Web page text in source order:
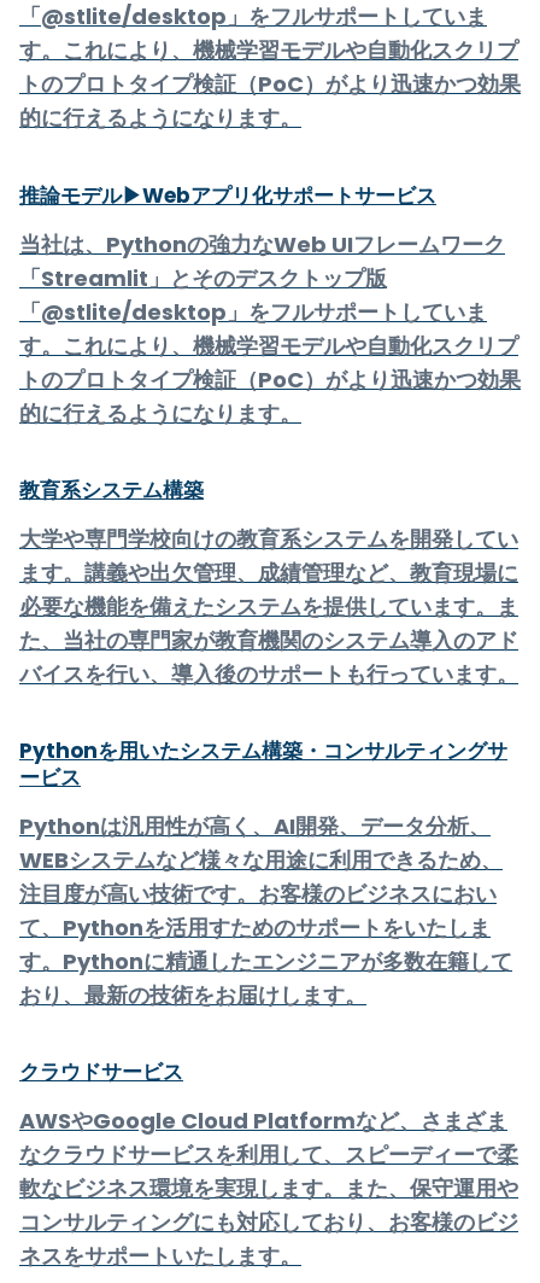
「@stlite/desktop」をフルサポートしていま
す。これにより、機械学習モデルや自動化スクリプ
トのプロトタイプ検証（PoC）がより迅速かつ効果
的に行えるようになります。
推論モデル▶Webアプリ化サポートサービス
当社は、Pythonの強力なWeb UIフレームワーク
「Streamlit」とそのデスクトップ版
「@stlite/desktop」をフルサポートしていま
す。これにより、機械学習モデルや自動化スクリプ
トのプロトタイプ検証（PoC）がより迅速かつ効果
的に行えるようになります。
教育系システム構築
大学や専門学校向けの教育系システムを開発してい
ます。講義や出欠管理、成績管理など、教育現場に
必要な機能を備えたシステムを提供しています。ま
た、当社の専門家が教育機関のシステム導入のアド
バイスを行い、導入後のサポートも行っています。
Pythonを用いたシステム構築・コンサルティングサ
ービス
Pythonは汎用性が高く、AI開発、データ分析、
WEBシステムなど様々な用途に利用できるため、
注目度が高い技術です。お客様のビジネスにおい
て、Pythonを活用すためのサポートをいたしま
す。Pythonに精通したエンジニアが多数在籍して
おり、最新の技術をお届けします。
クラウドサービス
AWSやGoogle Cloud Platformなど、さまざま
なクラウドサービスを利用して、スピーディーで柔
軟なビジネス環境を実現します。また、保守運用や
コンサルティングにも対応しており、お客様のビジ
ネスをサポートいたします。